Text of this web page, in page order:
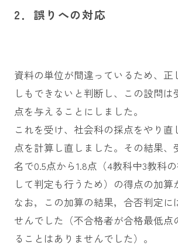
2．誤りへの対応
資料の単位が間違っているため、正
しもできないと判断し、この設問は
点を与えることにしました。
これを受け、社会科の採点をやり直
点を計算し直しました。その結果、
名で0.5点から1.8点（4教科中3教科
して判定も行うため）の得点の加算
なお，この加算の結果，合否判定に
せんでした（不合格者が合格最低点
ることはありませんでした）。